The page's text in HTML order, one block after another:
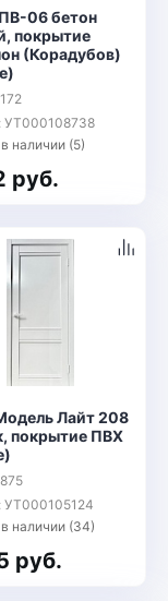
06 бетон
покрытие
(Корадубов)
УТ000108738
наличии (5)
руб.
Лайт 208
покрытие ПВХ
УТ000105124
наличии (34)
руб.